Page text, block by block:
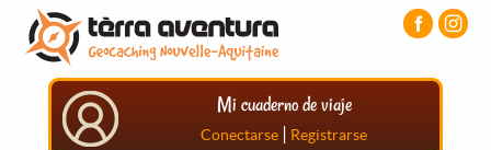
Pasar
contenido
principal
Pasar
menú
principal
Pasar
principal
Mi cuaderno de viaje
Conectarse | Registrarse